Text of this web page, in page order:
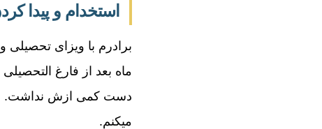
استخدام و پیدا
برادرم با ویزای تحصیلی
ماه بعد از فارغ
دست کمی ازش نداشت. به
میکنم.